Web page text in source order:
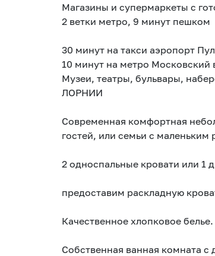
Магазины и супермаркеты с
2 ветки метро, 9 минут пешком
30 минут на такси аэропорт
10 минут на метро Московский
Музеи, театры, бульвары,
ЛОРНИИ
Современная комфортная
гостей, или семьи с маленьким
2 односпальные кровати или 1
предоставим раскладную
Качественное хлопковое белье.
Собственная ванная комната